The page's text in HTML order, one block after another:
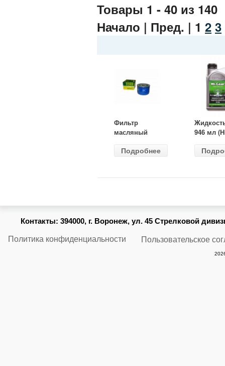
Товары 1 - 40 из 140
Начало | Пред. | 1 2 3
Фильтр
масляный
(MANN) W
Подробнее
946 мл
Контакты: 394000, г. Воронеж, ул. 45 Стрелковой
Политика конфиденциальности Пользовательское